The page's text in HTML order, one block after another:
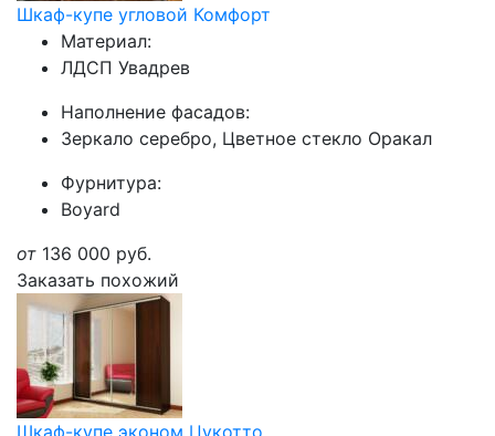
Шкаф-купе угловой Комфорт
Материал:
ЛДСП Увадрев
Наполнение фасадов:
Зеркало серебро, Цветное стекло Оракал
Фурнитура:
Boyard
от 136 000 руб.
Заказать похожий
Шкаф-купе эконом Цукотто